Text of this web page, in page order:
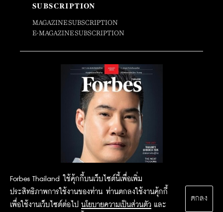
Forbes Thailand ใช้คุ้กกี้บนเว็บไซต์นี้เพื่อเพิ่ม
ประสิทธิภาพการใช้งานของท่าน ท่านตกลงใช้งานคุ้กกี้
เพื่อใช้งานเว็บไซต์ต่อไป นโยบายความเป็นส่วนตัว และ
ตกลง
SUBSCRIPTION
MAGAZINE SUBSCRIPTION
E-MAGAZINE SUBSCRIPTION